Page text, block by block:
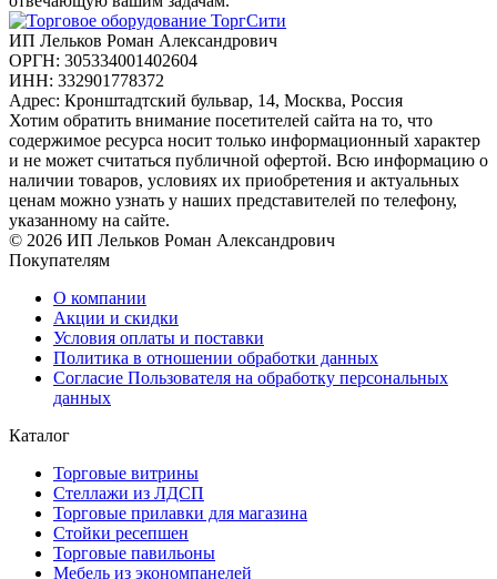
ИП Лельков Роман Александрович
ОРГН: 305334001402604
ИНН: 332901778372
Адрес: Кронштадтский бульвар, 14, Москва, Россия
Хотим обратить внимание посетителей сайта на то, что
содержимое ресурса носит только информационный характер
и не может считаться публичной офертой. Всю информацию о
наличии товаров, условиях их приобретения и актуальных
ценам можно узнать у наших представителей по телефону,
указанному на сайте.
© 2026 ИП Лельков Роман Александрович
Покупателям
О компании
Акции и скидки
Условия оплаты и поставки
Политика в отношении обработки данных
Согласие Пользователя на обработку персональных
данных
Каталог
Торговые витрины
Стеллажи из ЛДСП
Торговые прилавки для магазина
Стойки ресепшен
Торговые павильоны
Мебель из экономпанелей